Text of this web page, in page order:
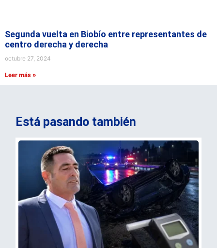
Segunda vuelta en Biobío entre representantes de
centro derecha y derecha
octubre 27, 2024
Leer más »
Está pasando también